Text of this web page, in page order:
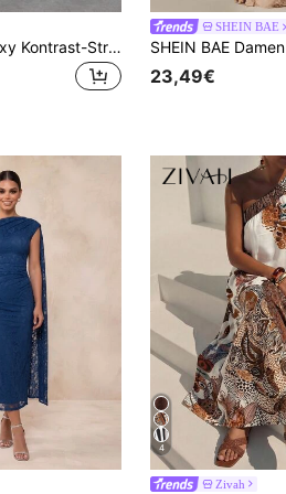
Maija Damen sexy Kontrast-Streifen Rückenfreies Kleid, Sommer
SHEIN BAE
23,49€
4
Zivah